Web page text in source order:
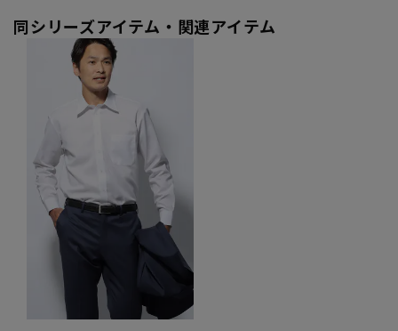
同シリーズアイテム・関連アイテム